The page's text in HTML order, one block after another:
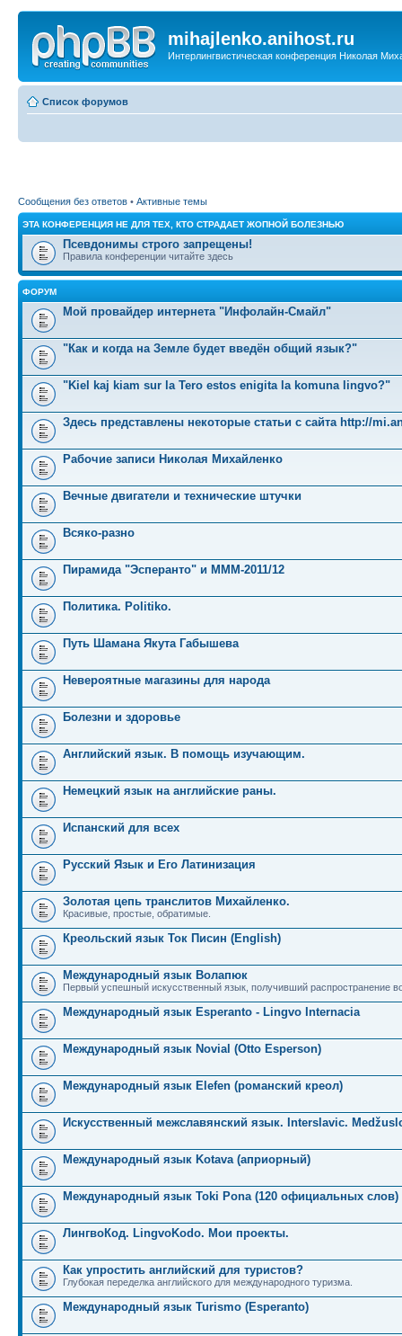
mihajlenko.anihost.ru
Интерлингвистическая конференция Николая
Список форумов
Сообщения без ответов • Активные темы
ЭТА КОНФЕРЕНЦИЯ НЕ ДЛЯ ТЕХ, КТО СТРАДАЕТ ЖОПНОЙ БОЛЕЗНЬЮ
Псевдонимы строго запрещены!
Правила конференции читайте здесь
ФОРУМ
Мой провайдер интернета "Инфолайн-Смайл"
"Как и когда на Земле будет введён общий язык?"
"Kiel kaj kiam sur la Tero estos enigita la komuna lingvo?"
Здесь представлены некоторые статьи с сайта http://
Рабочие записи Николая Михайленко
Вечные двигатели и технические штучки
Всяко-разно
Пирамида "Эсперанто" и MMM-2011/12
Политика. Politiko.
Путь Шамана Якута Габышева
Невероятные магазины для народа
Болезни и здоровье
Английский язык. В помощь изучающим.
Немецкий язык на английские раны.
Испанский для всех
Русский Язык и Его Латинизация
Золотая цепь транслитов Михайленко.
Красивые, простые, обратимые.
Креольский язык Ток Писин (English)
Международный язык Волапюк
Первый успешный искусственный язык, получивший распространение
Международный язык Esperanto - Lingvo Internacia
Международный язык Novial (Otto Esperson)
Международный язык Elefen (романский креол)
Искусственный межславянский язык. Interslavic.
Международный язык Kotava (априорный)
Международный язык Toki Pona (120 официальных слов)
ЛингвоКод. LingvoKodo. Мои проекты.
Как упростить английский для туристов?
Глубокая переделка английского для международного туризма.
Международный язык Turismo (Esperanto)